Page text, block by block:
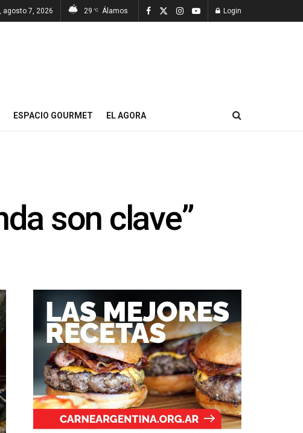
agosto 7, 2026 29 °C Álamos Login
ESPACIO GOURMET EL AGORA
son clave”